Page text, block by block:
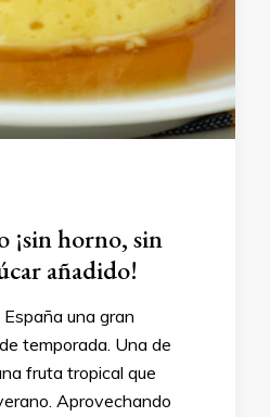
¡sin horno, sin
añadido!
una gran
temporada. Una de
fruta tropical que
Aprovechando